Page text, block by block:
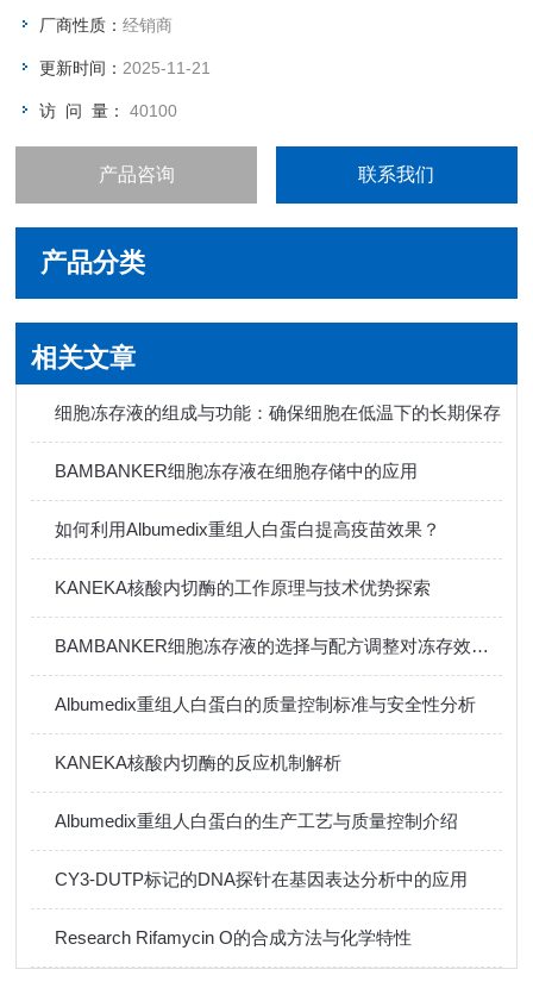
厂商性质：经销商
更新时间： 2025-11-21
访 问 量：40100
产品咨询 联系我们
产品分类
相关文章
细胞冻存液的组成与功能：确保细胞在低温下的长期保存
BAMBANKER细胞冻存液在细胞存储中的应用
如何利用Albumedix重组人白蛋白提高疫苗效果？
KANEKA核酸内切酶的工作原理与技术优势探索
BAMBANKER细胞冻存液的选择与配方调整对冻存效果的影响
Albumedix重组人白蛋白的质量控制标准与安全性分析
KANEKA核酸内切酶的反应机制解析
Albumedix重组人白蛋白的生产工艺与质量控制介绍
CY3-DUTP标记的DNA探针在基因表达分析中的应用
Research Rifamycin O的合成方法与化学特性